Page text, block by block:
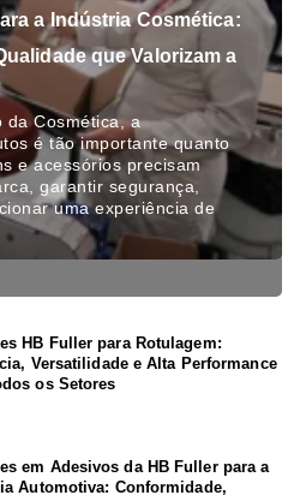
a Indústria Cosmética:
que Valorizam a
da Cosmética, a
é tão importante quanto
e acessórios precisam
garantir segurança,
uma experiência de
HB Fuller para Rotulagem:
Versatilidade e Alta Performance
os Setores
em Adesivos da HB Fuller para a
Automotiva: Conformidade,